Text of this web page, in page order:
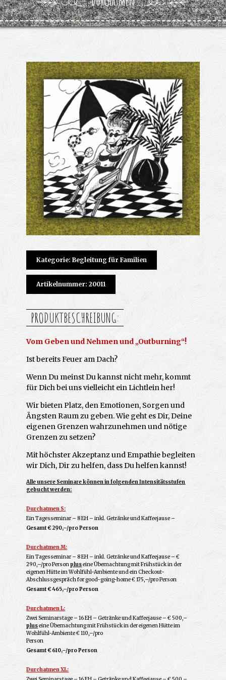
Kategorie: Begleitung für Familien
Artikelnummer: 20011
PRODUKTBESCHREIBUNG:
Vom Geben und Nehmen und „Outburning“!
Ist bereits Feuer am Dach?
Wenn Du meinst Du kannst nicht mehr, kommt
für Dich bei uns vielleicht ein Lichtlein her!
Wir bieten Platz, den Emotionen, Sorgen und
Ängsten Raum zu geben. Wie geht es Dir, Deine
eigenen Grenzen wahrzunehmen und nötige
Grenzen zu setzen?
Mit höchster Akzeptanz und Empathie begleiten
wir Dich, Dir zu helfen, dass Du helfen kannst!
Alle unsere Seminare können in folgenden Intensitätsstufen
gebucht werden:
Durchatmen S:
Ein Tagesseminar – 8 EH – inkl. Getränke und Kaffeejause –
Gesamt € 290,–/pro Person
Durchatmen M:
Ein Tagesseminar – 8 EH – inkl. Getränke und Kaffeejause – €
290,–/pro Personpluseine Übernachtung mit Frühstück in der
eigenen Hütte im Wohlfühl-Ambiente und ein Checkout-
Abschlussgespräch for good-going-home € 175,–/pro Person
Gesamt€ 465,–/pro Person
Durchatmen L:
Zwei Seminarstage – 16 EH – Getränke und Kaffeejause – € 500,–
pluseine Übernachtung mit Frühstück in der eigenen Hütte im
Wohlfühl-Ambiente € 110,–/pro
Person
Gesamt € 610,–/pro Person
Durchatmen XL: